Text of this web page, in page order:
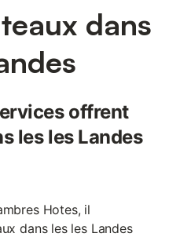
dans
offrent
les les Landes
Hotes, il
dans les les Landes